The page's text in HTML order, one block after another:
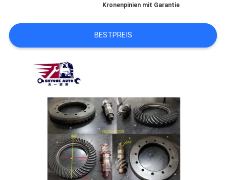
FORDERN
SIE EIN
ZITAT
SITEMAP
PRIVACY
POLICY
Kronenpinien mit Garantie
BESTPREIS